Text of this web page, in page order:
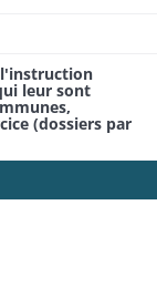
l'instruction
leur sont
(dossiers par